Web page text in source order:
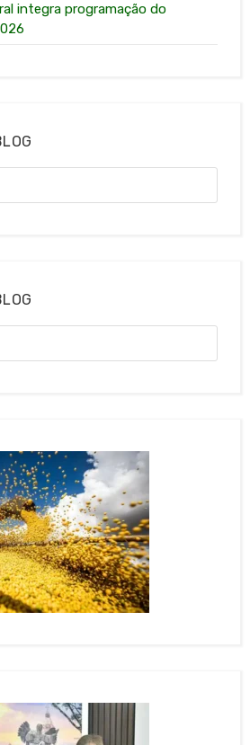
integra programação do